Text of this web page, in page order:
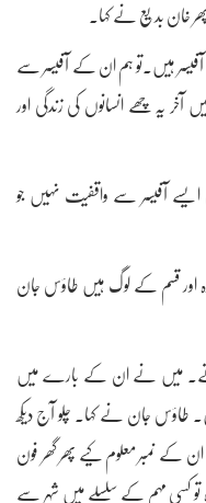
خان بدیع نے کہا۔
ہیں۔تو ہم ان کے آفیسر سے
یہ چھے انسانوں کی زندگی اور
ایسے آفیسر سے واقفیت نہیں جو
اور قسم کے لوگ ہیں طاؤس جان
میں نے ان کے بارے میں
طاؤس جان نے کہا۔ چلو آج دیکھ
نمبر معلوم کیے پھر گھر فون
وہ تو کسی مہم کے سلسلے میں شہر سے